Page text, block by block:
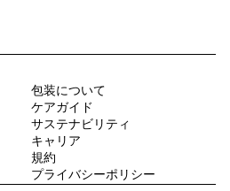
包装について
ケアガイド
サステナビリティ
キャリア
規約
プライバシーポリシー